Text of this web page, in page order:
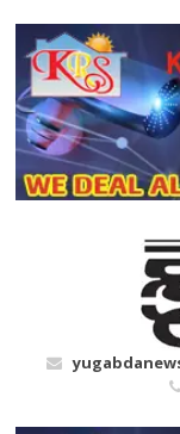
content